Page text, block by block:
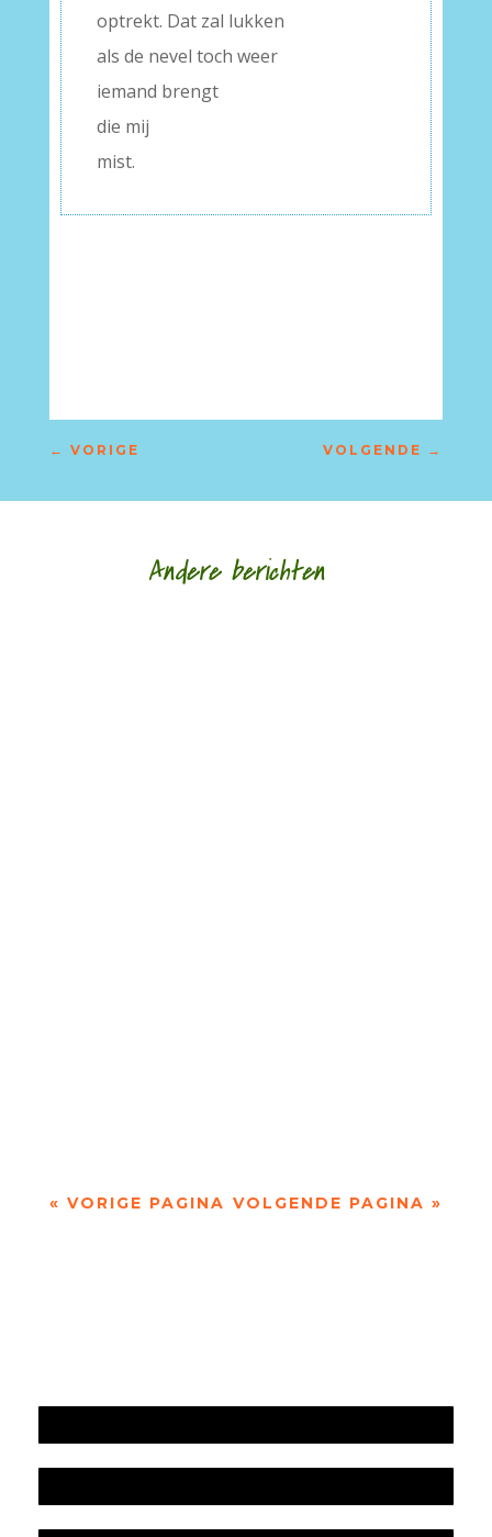
optrekt. Dat zal lukken
als de nevel toch weer
iemand brengt
die mij
mist.
← VORIGE VOLGENDE →
Andere berichten
« VORIGE PAGINA VOLGENDE PAGINA »